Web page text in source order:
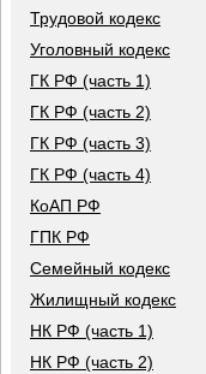
Трудовой кодекс
Уголовный кодекс
ГК РФ (часть 1)
ГК РФ (часть 2)
ГК РФ (часть 3)
ГК РФ (часть 4)
КоАП РФ
ГПК РФ
Семейный кодекс
Жилищный кодекс
НК РФ (часть 1)
НК РФ (часть 2)